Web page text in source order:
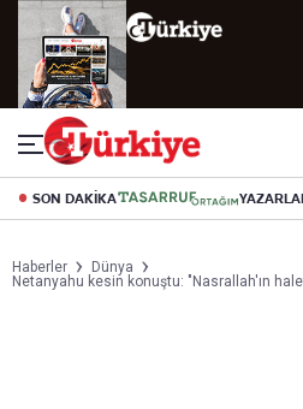
SON DAKİKA
Haberler
Dünya
Netanyahu kesin konuştu: "Nasrallah'ın